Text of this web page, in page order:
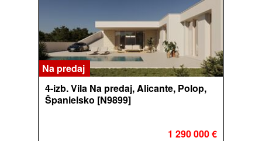
Na predaj
4-izb. Vila Na predaj, Alicante, Polop,
Španielsko [N9899]
1 290 000 €